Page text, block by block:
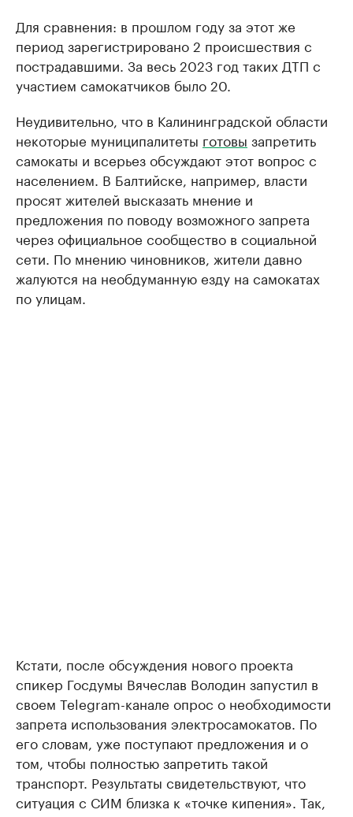
Для сравнения: в прошлом году за этот же
период зарегистрировано 2 происшествия с
пострадавшими. За весь 2023 год таких ДТП с
участием самокатчиков было 20.
Неудивительно, что в Калининградской области
некоторые муниципалитеты готовы запретить
самокаты и всерьез обсуждают этот вопрос с
населением. В Балтийске, например, власти
просят жителей высказать мнение и
предложения по поводу возможного запрета
через официальное сообщество в социальной
сети. По мнению чиновников, жители давно
жалуются на необдуманную езду на самокатах
по улицам.
Кстати, после обсуждения нового проекта
спикер Госдумы Вячеслав Володин запустил в
своем Telegram-канале опрос о необходимости
запрета использования электросамокатов. По
его словам, уже поступают предложения и о
том, чтобы полностью запретить такой
транспорт. Результаты свидетельствуют, что
ситуация с СИМ близка к «точке кипения». Так,